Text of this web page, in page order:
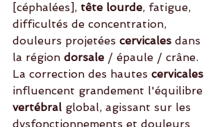
[céphalées], tête lourde, fatigue,
difficultés de concentration,
douleurs projetées cervicales dans
la région dorsale / épaule / crâne.
La correction des hautes cervicales
influencent grandement l'équilibre
vertébral global, agissant sur les
dysfonctionnements et douleurs